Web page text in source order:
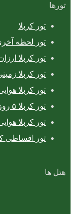
تورها
تور کربلا
تور لحظه
تور کربلا
تور کربلا
تور کربلا هوایی 4
تور کربلا ۵ روزه
تور کربلا هوایی ۳
تور اقساطی
هتل ها